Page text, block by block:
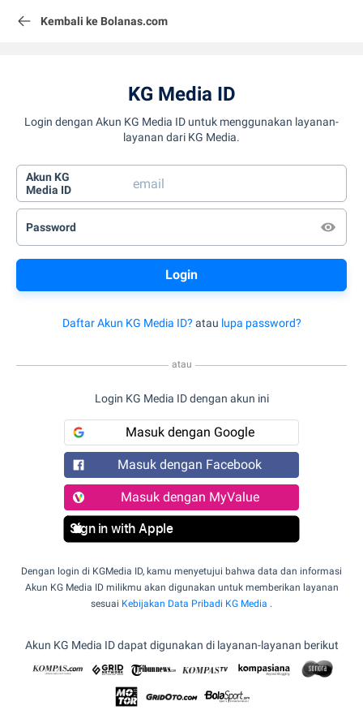
Kembali ke Bolanas.com
KG Media ID
Login dengan Akun KG Media ID untuk menggunakan layanan-
layanan dari KG Media.
Akun KG
Media ID
Password
Daftar Akun KG Media ID? atau lupa password?
atau
Login KG Media ID dengan akun ini
Masuk dengan Google
Masuk dengan Facebook
Masuk dengan MyValue
Sign in with Apple
Dengan login di KGMedia ID, kamu menyetujui bahwa data dan informasi
Akun KG Media ID milikmu akan digunakan untuk memberikan layanan
sesuai Kebijakan Data Pribadi KG Media .
Akun KG Media ID dapat digunakan di layanan-layanan berikut